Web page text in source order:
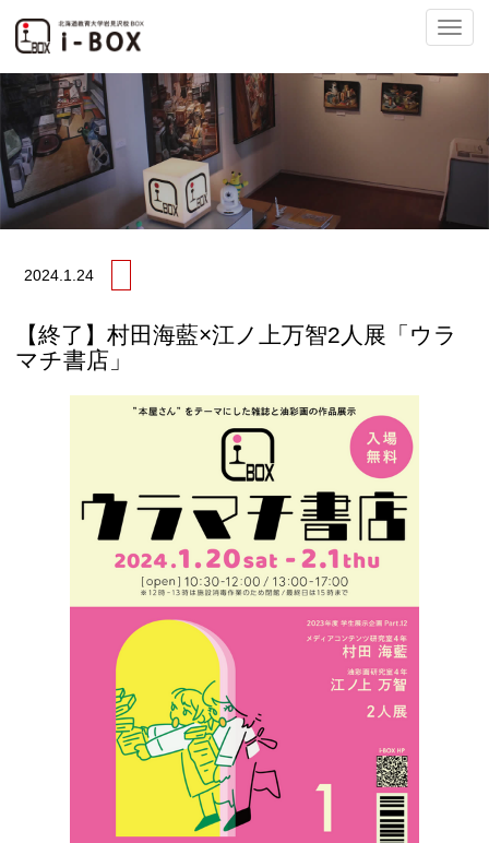
ナ
ビ
2024. 1.24
【終了】村田海藍×江ノ上万智2人展「ウラ
マチ書店」